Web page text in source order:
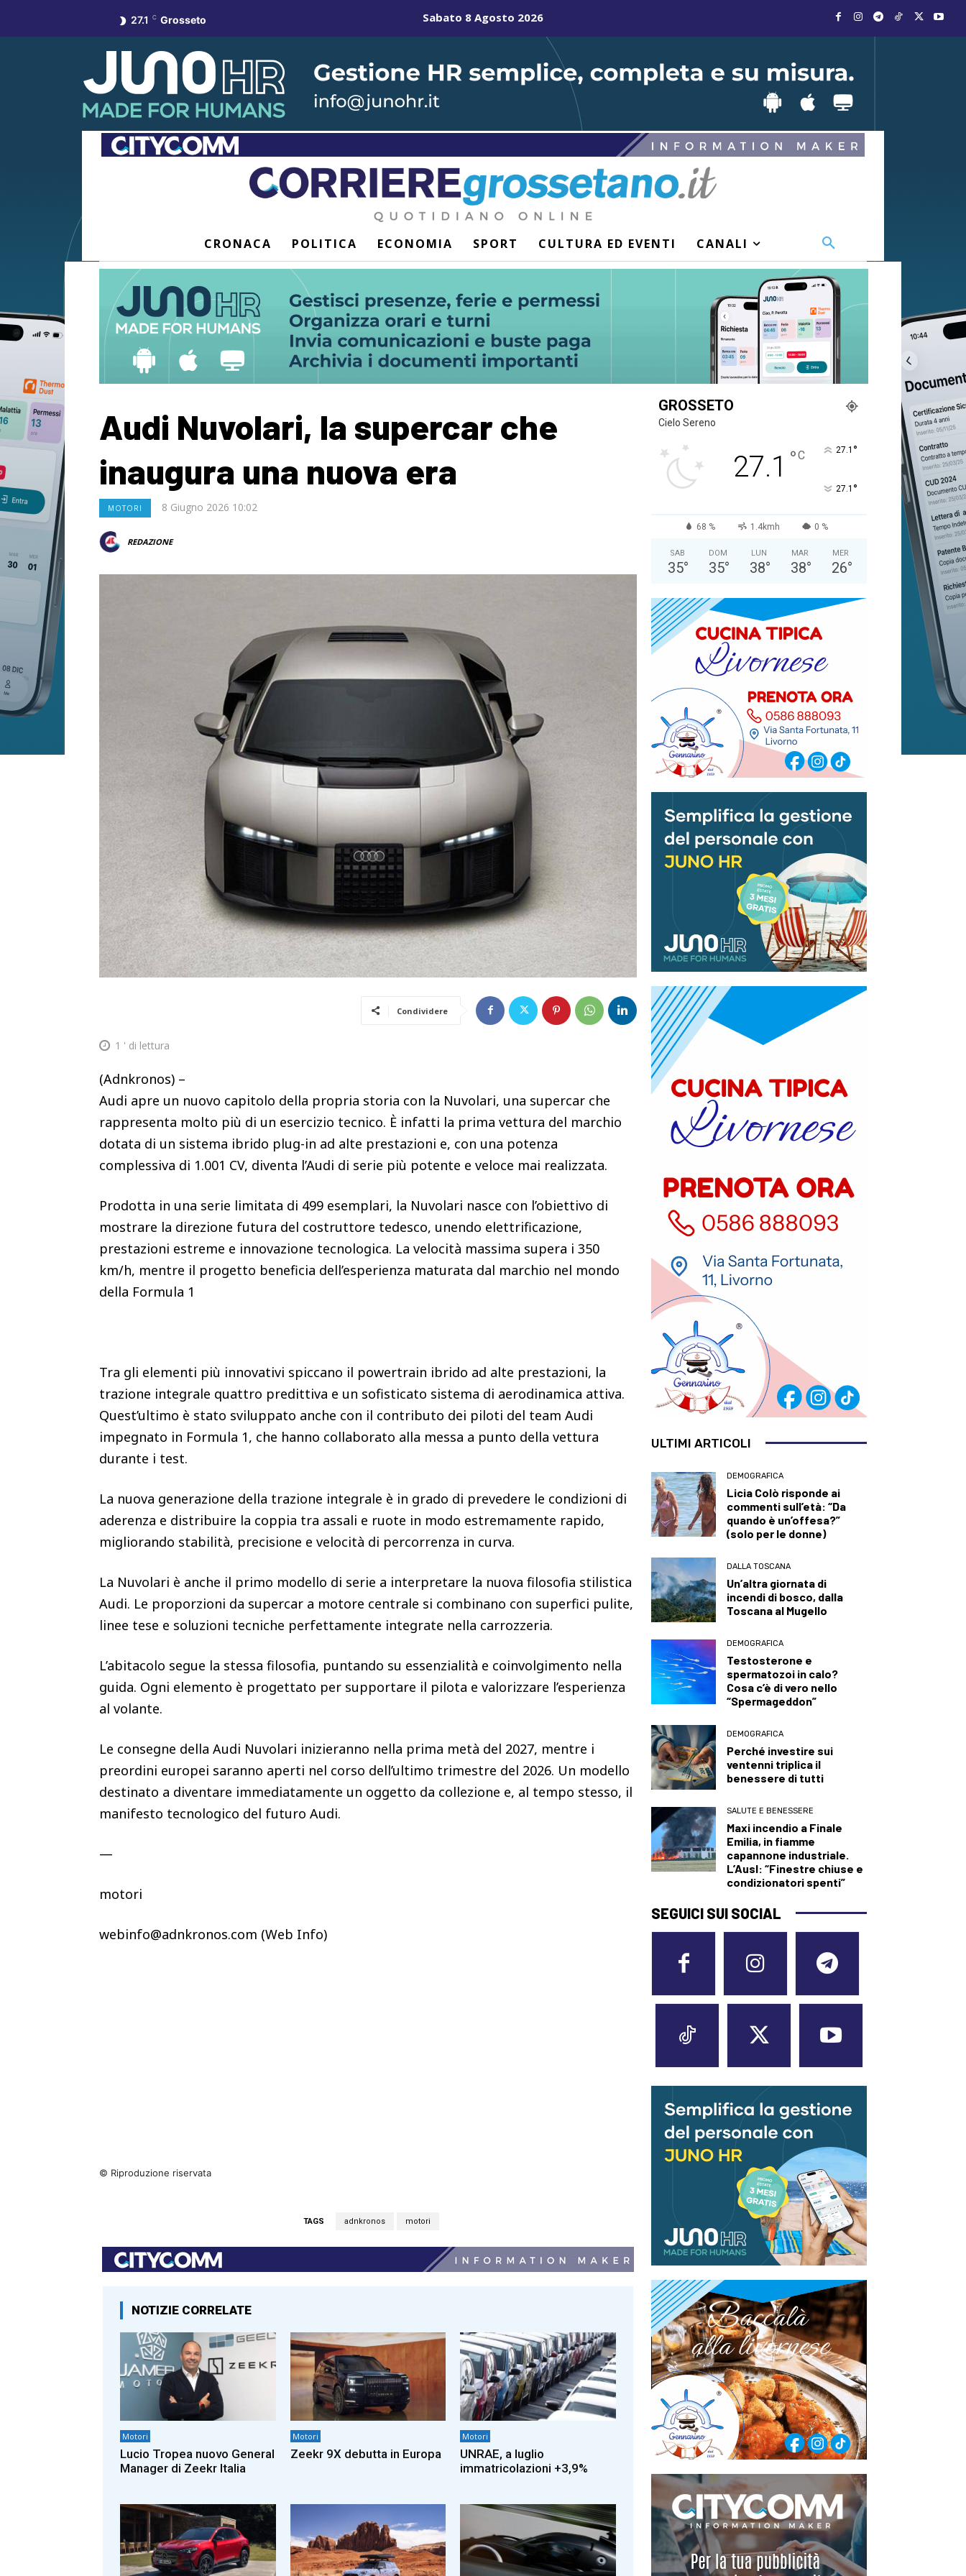
27.1 C Grosseto Sabato 8 Agosto 2026
CRONACA POLITICA ECONOMIA SPORT CULTURA ED EVENTI CANALI
Audi Nuvolari, la supercar che
inaugura una nuova era
MOTORI 8 Giugno 2026 10:02
REDAZIONE
Condividere
1 ' di lettura
(Adnkronos) –
Audi apre un nuovo capitolo della propria storia con la Nuvolari, una supercar che
rappresenta molto più di un esercizio tecnico. È infatti la prima vettura del marchio
dotata di un sistema ibrido plug-in ad alte prestazioni e, con una potenza
complessiva di 1.001 CV, diventa l’Audi di serie più potente e veloce mai realizzata.
Prodotta in una serie limitata di 499 esemplari, la Nuvolari nasce con l’obiettivo di
mostrare la direzione futura del costruttore tedesco, unendo elettrificazione,
prestazioni estreme e innovazione tecnologica. La velocità massima supera i 350
km/h, mentre il progetto beneficia dell’esperienza maturata dal marchio nel mondo
della Formula 1
Tra gli elementi più innovativi spiccano il powertrain ibrido ad alte prestazioni, la
trazione integrale quattro predittiva e un sofisticato sistema di aerodinamica attiva.
Quest’ultimo è stato sviluppato anche con il contributo dei piloti del team Audi
impegnato in Formula 1, che hanno collaborato alla messa a punto della vettura
durante i test.
La nuova generazione della trazione integrale è in grado di prevedere le condizioni di
aderenza e distribuire la coppia tra assali e ruote in modo estremamente rapido,
migliorando stabilità, precisione e velocità di percorrenza in curva.
La Nuvolari è anche il primo modello di serie a interpretare la nuova filosofia stilistica
Audi. Le proporzioni da supercar a motore centrale si combinano con superfici pulite,
linee tese e soluzioni tecniche perfettamente integrate nella carrozzeria.
L’abitacolo segue la stessa filosofia, puntando su essenzialità e coinvolgimento nella
guida. Ogni elemento è progettato per supportare il pilota e valorizzare l’esperienza
al volante.
Le consegne della Audi Nuvolari inizieranno nella prima metà del 2027, mentre i
preordini europei saranno aperti nel corso dell’ultimo trimestre del 2026. Un modello
destinato a diventare immediatamente un oggetto da collezione e, al tempo stesso, il
manifesto tecnologico del futuro Audi.
—
motori
webinfo@adnkronos.com (Web Info)
© Riproduzione riservata
TAGS adnkronos motori
NOTIZIE CORRELATE
Motori
Lucio Tropea nuovo General
Manager di Zeekr Italia
Motori
Zeekr 9X debutta in Europa
Motori
UNRAE, a luglio
immatricolazioni +3,9%
GROSSETO
Cielo Sereno
27.1 °C 27.1 °
27.1 °
68 % 1.4kmh 0 %
SAB
35°
DOM
35°
LUN
38°
MAR
38°
MER
26°
ULTIMI ARTICOLI
DEMOGRAFICA
Licia Colò risponde ai
commenti sull’età: “Da
quando è un’offesa?”
(solo per le donne)
DALLA TOSCANA
Un’altra giornata di
incendi di bosco, dalla
Toscana al Mugello
DEMOGRAFICA
Testosterone e
spermatozoi in calo?
Cosa c’è di vero nello
“Spermageddon”
DEMOGRAFICA
Perché investire sui
ventenni triplica il
benessere di tutti
SALUTE E BENESSERE
Maxi incendio a Finale
Emilia, in fiamme
capannone industriale.
L’Ausl: “Finestre chiuse e
condizionatori spenti”
SEGUICI SUI SOCIAL